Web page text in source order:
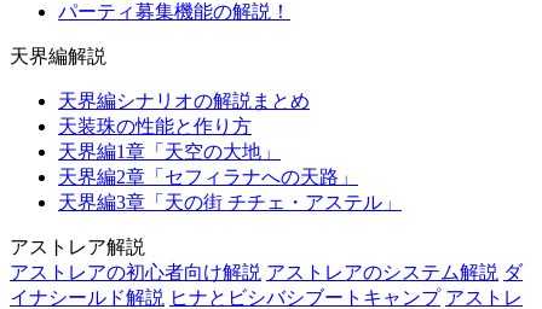
パーティ募集機能の解説！
天界編解説
天界編シナリオの解説まとめ
天装珠の性能と作り方
天界編1章「天空の大地」
天界編2章「セフィラナへの天路」
天界編3章「天の街 チチェ・アステル」
アストレア解説
アストレアの初心者向け解説 アストレアのシステム解説 ダ
イナシールド解説 ヒナとビシバシブートキャンプ アストレ